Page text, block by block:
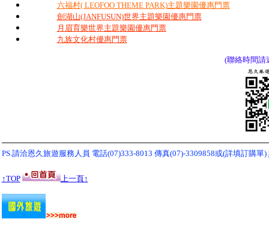
六福村( LEOFOO THEME PARK)主題樂園優惠門票
劍湖山(JANFUSUN)世界主題樂園優惠門票
月眉育樂世界主題樂園優惠門票
九族文化村優惠門票
(聯絡時間請
PS.請洽恩久旅遊服務人員 電話(07)333-8013 傳真(07)-3309858或(詳填訂購單)
↑TOP 上一頁↑